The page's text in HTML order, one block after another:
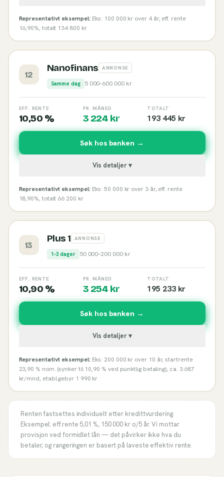
Representativt eksempel: Eks: 100 000 kr over 4 år, eff. rente
16,90%, totalt 134 800 kr
12
Nanofinans ANNONSE
Samme dag 5 000–600 000kr
EFF. RENTE
10,50 %
PR. MÅNED
3 224 kr
TOTALT
193 445 kr
Søk hos banken →
Vis detaljer ▾
Representativt eksempel: Eks: 50 000 kr over 3 år, eff. rente
18,90%, totalt 66 200 kr
13
Plus 1 ANNONSE
1-3 dager 50 000–200 000kr
EFF. RENTE
10,90 %
PR. MÅNED
3 254 kr
TOTALT
195 233kr
Søk hos banken →
Vis detaljer ▾
Representativt eksempel: Eks: 200 000 kr over 10 år, startrente
23,90 % nom. (synker til 10,90 % ved punktlig betaling), ca. 3 687
kr/mnd, etabl.gebyr 1 990 kr
Renten fastsettes individuelt etter kredittvurdering.
Eksempel: eff.rente 5,01 %, 150 000 kr o/5år. Vi mottar
provisjon ved formidlet lån — det påvirker ikke hva du
betaler, og rangeringen er basert på laveste effektiv rente.